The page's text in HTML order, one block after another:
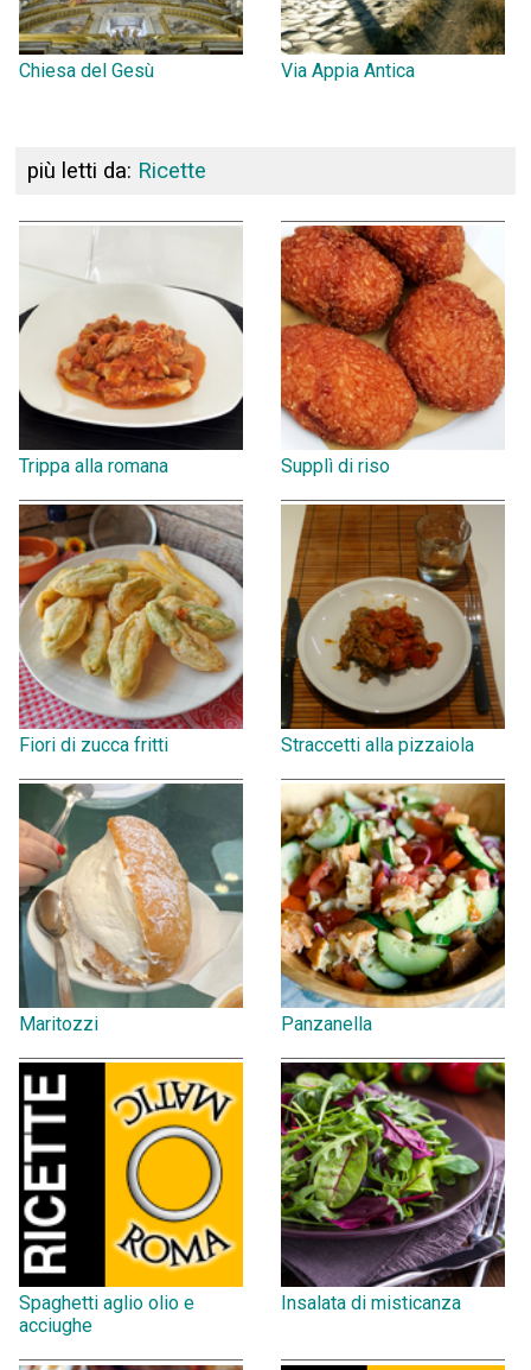
Chiesa del Gesù Via Appia Antica
più letti da: Ricette
Trippa alla romana Supplì di riso
Fiori di zucca fritti Straccetti alla pizzaiola
Maritozzi Panzanella
Spaghetti aglio olio e
acciughe
Insalata di misticanza